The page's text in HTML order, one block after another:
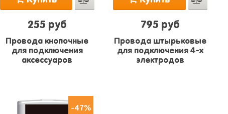
255 руб
Провода кнопочные
для подключения
аксессуаров
795 руб
Провода штырьковые
для подключения 4-х
электродов
-47%